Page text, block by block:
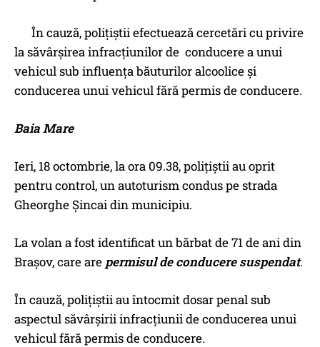
În cauză, polițiștii efectuează cercetări cu privire
la săvârșirea infracțiunilor de conducere a unui
vehicul sub influența băuturilor alcoolice și
conducerea unui vehicul fără permis de conducere.
Baia Mare
Ieri, 18 octombrie, la ora 09.38, polițiștii au oprit
pentru control, un autoturism condus pe strada
Gheorghe Șincai din municipiu.
La volan a fost identificat un bărbat de 71 de ani din
Brașov, care are permisul de conducere suspendat.
În cauză, polițiștii au întocmit dosar penal sub
aspectul săvârșirii infracțiunii de conducerea unui
vehicul fără permis de conducere.